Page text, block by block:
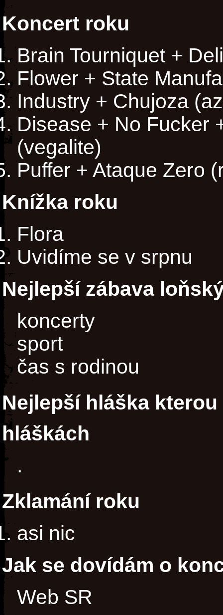
Koncert roku
Brain Tourniquet +
Flower + State
Industry + Chujoza
Disease + No Fucker
(vegalite)
Puffer + Ataque Zero
Knížka roku
Flora
Uvidíme se v srpnu
Nejlepší zábava
koncerty
sport
čas s rodinou
Nejlepší hláška
hláškách
.
Zklamání roku
asi nic
Jak se dovídám o
Web SR